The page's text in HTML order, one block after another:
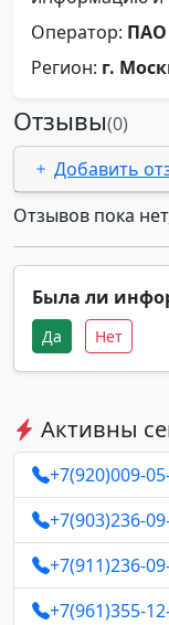
Оператор: ПАО
Регион: г.
Отзывы(0)
Добавить
Отзывов пока
Была ли
Да Нет
Активны
+7(920)009-
+7(903)236-
+7(911)236-
+7(961)355-